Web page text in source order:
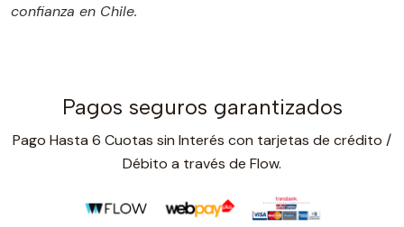
confianza en Chile.
Pagos seguros garantizados
Pago Hasta 6 Cuotas sin Interés con tarjetas de crédito /
Débito a través de Flow.